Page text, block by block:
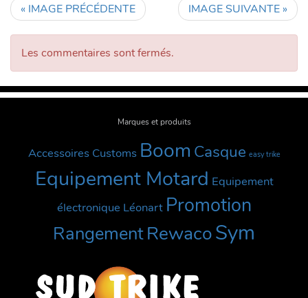
« IMAGE PRÉCÉDENTE IMAGE SUIVANTE »
Les commentaires sont fermés.
Marques et produits
Accessoires Customs Boom Casque easy trike
Equipement Motard Equipement
électronique Léonart Promotion
RangementRewacoSym